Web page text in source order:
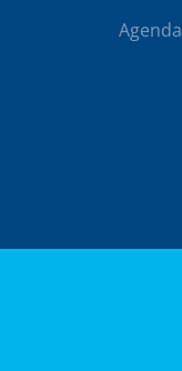
Agenda